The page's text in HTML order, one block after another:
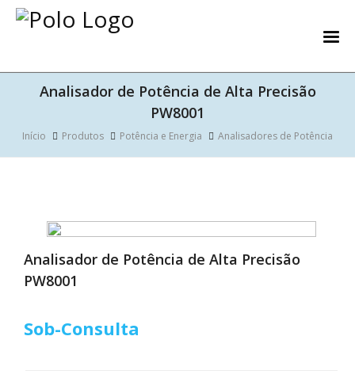
Analisador de Potência de Alta Precisão
PW8001
Início Produtos Potência e Energia Analisadores de Potência
Analisador de Potência de Alta Precisão
PW8001
Sob-Consulta